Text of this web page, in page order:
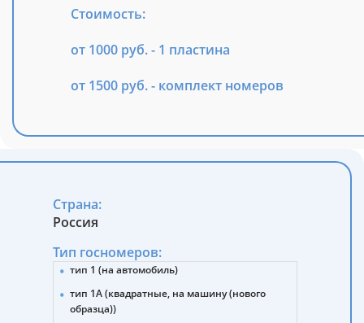
Стоимость:
от 1000 руб. - 1 пластина
от 1500 руб. - комплект номеров
Страна:
Россия
Тип госномеров:
тип 1 (на автомобиль)
тип 1А (квадратные, на машину (нового
образца))